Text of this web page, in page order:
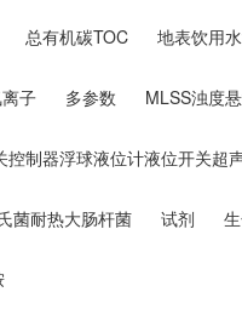
总有机碳TOC 地表饮用
子 多参数 MLSS浊度
控制器浮球液位计液位开关超
菌耐热大肠杆菌 试剂